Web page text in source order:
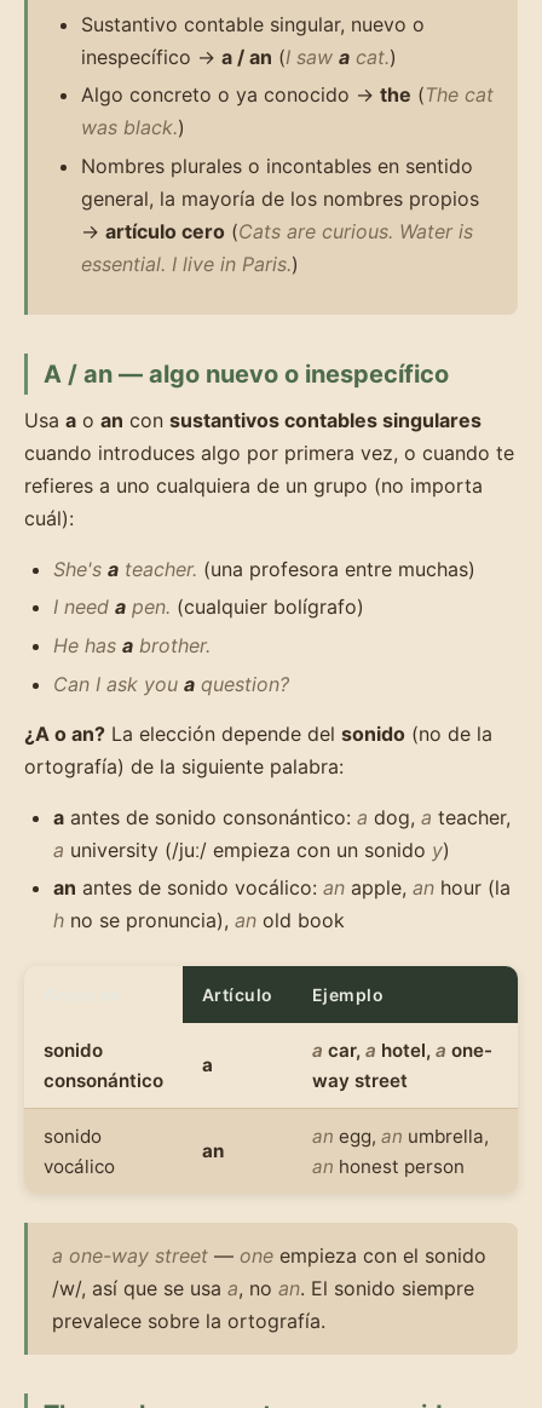
Sustantivo contable singular, nuevo o
inespecífico → a / an (I saw a cat.)
Algo concreto o ya conocido → the (The cat
was black.)
Nombres plurales o incontables en sentido
general, la mayoría de los nombres propios
→ artículo cero (Cats are curious. Water is
essential. I live in Paris.)
A / an — algo nuevo o inespecífico
Usa a o an con sustantivos contables singulares
cuando introduces algo por primera vez, o cuando te
refieres a uno cualquiera de un grupo (no importa
cuál):
She's a teacher. (una profesora entre muchas)
I need a pen. (cualquier bolígrafo)
He has a brother.
Can I ask you a question?
¿A o an? La elección depende del sonido (no de la
ortografía) de la siguiente palabra:
a antes de sonido consonántico: a dog, a teacher,
a university (/juː/ empieza con un sonido y)
an antes de sonido vocálico: an apple, an hour (la
h no se pronuncia), an old book
Artículo Ejemplo
sonido
consonántico
a
a car, a hotel, a one-
way street
sonido
vocálico
an
an egg, an umbrella,
an honest person
a one-way street — one empieza con el sonido
/w/, así que se usa a, no an. El sonido siempre
prevalece sobre la ortografía.